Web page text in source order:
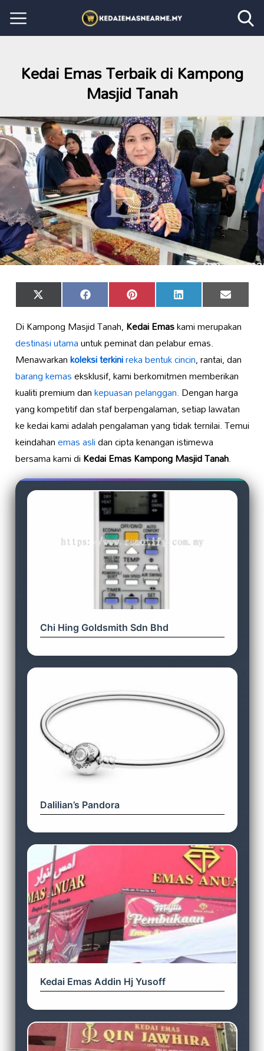
Kedai Emas Terbaik di Kampong
Masjid Tanah
Share
on
X
(Twitter)
Share
on
Facebook Share
on
Pinterest Share
on
LinkedIn Share
on
Email
Di Kampong Masjid Tanah,Kedai Emaskami merupakan
destinasi utamauntuk peminat dan pelabur emas.
Menawarkankoleksi terkinireka bentuk cincin, rantai, dan
barang kemaseksklusif, kami berkomitmen memberikan
kualiti premium dankepuasan pelanggan.Dengan harga
yang kompetitif dan staf berpengalaman, setiap lawatan
ke kedai kami adalah pengalaman yang tidak ternilai. Temui
keindahanemas aslidan cipta kenangan istimewa
bersama kami diKedai Emas Kampong Masjid Tanah.
Chi Hing Goldsmith Sdn Bhd
Dalilian’s Pandora
Kedai Emas Addin Hj Yusoff